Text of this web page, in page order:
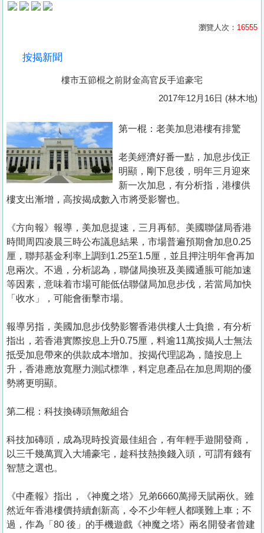
產
置
業
手
於
我
們
瀏覽人次： 16555
按揭新聞
樓市五節棍之前財金高官反手追豪宅
2017年12月16日 (林木地)
第一棍：老美加息港樓有排驚
老美經濟好番一點，加息步伐正
明顯，剛下息後，明年三月迎來
新一次加息，有分析指，港樓供
樓支出漸增，高按揭成數入市將受影響也。
《方向報》報導，美加息提速，三月再郁。美國聯儲局香港
時間周四凌晨三時公布議息結果，市場普遍預期會加息0.25
厘，聯邦基金利率上調到1.25至1.5厘，並且押注明年會再加
息兩次。不過，分析認為，聯儲局換班及美國通脹可能加速
等因素，意味着市場可能低估聯儲局加息步伐，若當局加快
「收水」，可能會衝擊市場。
報導另指，美國加息步伐勢影響香港供樓人士負擔，有分析
指出，若香港實際按息上升0.75厘，料逾11萬按揭人士無法
抵受加息帶來的供款成本增加。按揭代理認為，隨按息上
升，香港應放寬壓力測試標準，料定息產品在加息周期的優
勢將更明顯。
第二棍：科技換磚頭無敵組合
科技加磚頭，成為現時投資最佳組合，有年輕手遊開發商，
以三千幾萬買入大埔豪宅，趁科技熱換錢入頭，可謂有錢有
智慧之選也。
《中產報》指出，《神魔之塔》兄弟6660萬掃天賦兩伙。雖
然近年香港樓價持續創新高，令不少年輕人都嘆難上車；不
過，作為「80 後」的手機遊戲《神魔之塔》兩名開發者曾建